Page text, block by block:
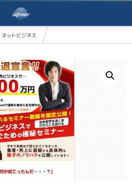
ネットビジネス